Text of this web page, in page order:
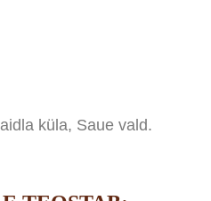
küla, Saue vald.